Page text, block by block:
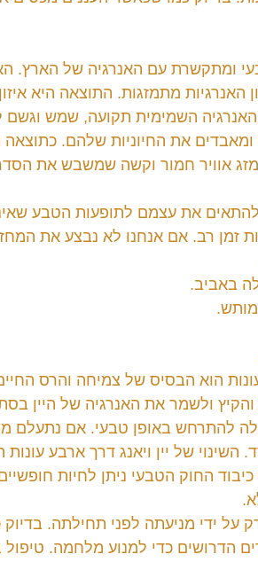
ומתקשרת עם האנרגיה של הארץ.
האנרגיות מתמזגות. התוצאה היא
השמימית תקועה, שמש וגשם
ומאבדים את החיוניות שלהם. כתוצאה
מזג אוויר חמור וקשה שמשבש את
את עצמם לתופעות הטבע
זמן רב. אם אנחנו לא נבצע את
באביב.
מותש.
הוא הבסיס של צמיחה והרס
ולשמר את האנרגיה של היין
להתרחש באופן טבעי. אם נתעלם
השינוי של יין ויאנג דרך ארבע
החוק הטבעי ניתן לחיות
על ידי מניעתה לפני תחילתה.
הדרושים כדי למנוע מלחמה.